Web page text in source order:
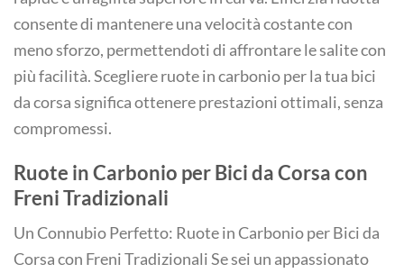
consente di mantenere una velocità costante con
meno sforzo, permettendoti di affrontare le salite con
più facilità. Scegliere ruote in carbonio per la tua bici
da corsa significa ottenere prestazioni ottimali, senza
compromessi.
Ruote in Carbonio per Bici da Corsa con
Freni Tradizionali
Un Connubio Perfetto: Ruote in Carbonio per Bici da
Corsa con Freni Tradizionali Se sei un appassionato